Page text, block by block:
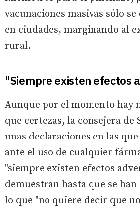
vacunaciones masivas sólo
en ciudades, marginando al
rural.
"Siempre existen efectos
Aunque por el momento hay
que certezas, la consejera de
unas declaraciones en las
ante el uso de cualquier
"siempre existen efectos
demuestran hasta que se
lo que "no quiere decir que